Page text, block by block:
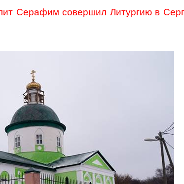
Серафим совершил Литургию в